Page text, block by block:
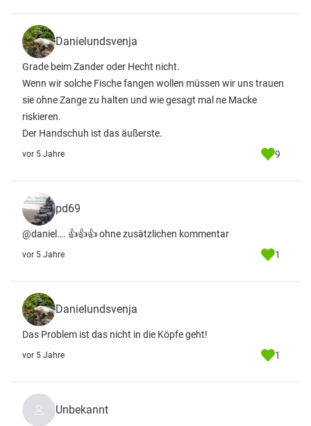
Danielundsvenja
Grade beim Zander oder Hecht nicht.
Wenn wir solche Fische fangen wollen müssen wir uns trauen
sie ohne Zange zu halten und wie gesagt mal ne Macke
riskieren.
Der Handschuh ist das äußerste.
vor 5 Jahre 9
pd69
@daniel…. 👍👍👍 ohne zusätzlichen kommentar
vor 5 Jahre 1
Danielundsvenja
Das Problem ist das nicht in die Köpfe geht!
vor 5 Jahre 1
Unbekannt